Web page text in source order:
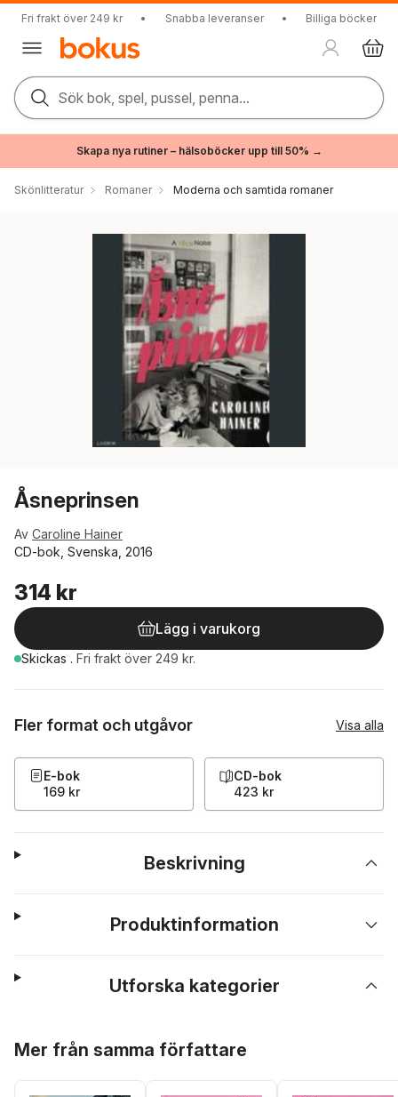
Fri frakt över 249 kr • Snabba leveranser • Billiga böcker
Sök bok, spel, pussel, penna...
Skapa nya rutiner – hälsoböcker upp till 50% →
Skönlitteratur Romaner Moderna och samtida romaner
Åsneprinsen
Av Caroline Hainer
CD-bok, Svenska, 2016
314 kr
Lägg i varukorg
Skickas . Fri frakt över 249 kr.
Fler format och utgåvor Visa alla
E-bok
169 kr
CD-bok
423 kr
Beskrivning
Produktinformation
Utforska kategorier
Mer från samma författare